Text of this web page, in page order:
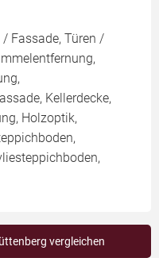
Fassade, Türen /
Kellerdecke,
Holzoptik,
vergleichen